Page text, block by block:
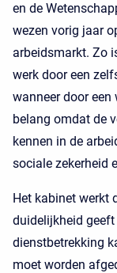
en de
wezen vorig jaar
arbeidsmarkt. Zo
werk door een
wanneer door een
belang omdat de
kennen in de
sociale zekerheid
Het kabinet werkt
duidelijkheid
dienstbetrekking
moet worden